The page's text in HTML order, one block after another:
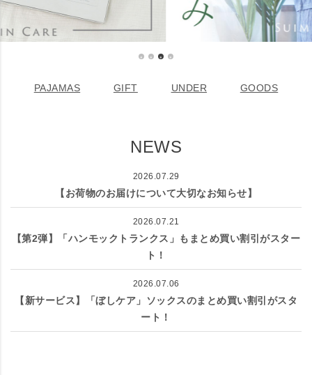
PAJAMAS GIFT UNDER GOODS
NEWS
2026.07.29
【お荷物のお届けについて大切なお知らせ】
2026.07.21
【第2弾】「ハンモックトランクス」もまとめ買い割引がスター
ト！
2026.07.06
【新サービス】「ぼしケア」ソックスのまとめ買い割引がスタ
ート！